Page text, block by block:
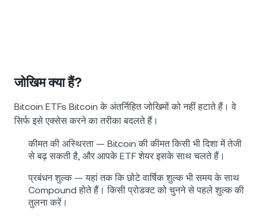
जोखिम क्या हैं?
Bitcoin ETFs Bitcoin के अंतर्निहित जोखिमों को नहीं हटाते हैं। वे
सिर्फ इसे एक्सेस करने का तरीका बदलते हैं।
कीमत की अस्थिरता — Bitcoin की कीमत किसी भी दिशा में तेजी
से बढ़ सकती है, और आपके ETF शेयर इसके साथ चलते हैं।
प्रबंधन शुल्क — यहां तक कि छोटे वार्षिक शुल्क भी समय के साथ
Compound होते हैं। किसी प्रोडक्ट को चुनने से पहले शुल्क की
तुलना करें।